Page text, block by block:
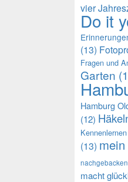
vier
Do it
(13)
Fragen und
Garten
Hamburg
(12)
Kennenlernen
(13)
nachgebacken
macht